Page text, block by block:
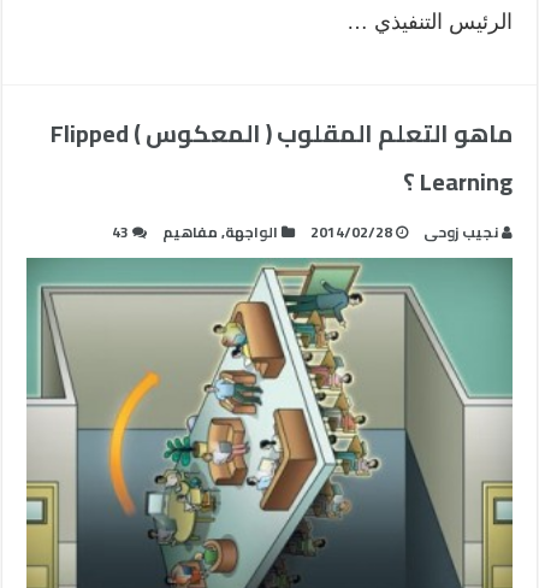
الرئيس التنفيذي …
ماهو التعلم المقلوب ( المعكوس ) Flipped
Learning ؟
نجيب زوحى 2014/02/28 الواجهة,مفاهيم 43